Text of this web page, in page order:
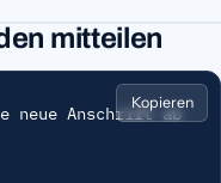
mitteilen
Kopieren
neue Anschrift ab